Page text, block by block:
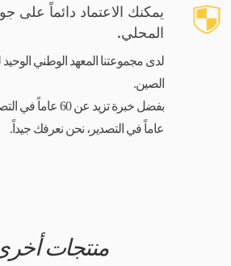
يمكنك الاعتماد دائماً على
المحلي.
لدى مجموعتنا المعهد الوطني
الصين.
عاماً في التصدير، نحن نعرفك جيداً.
منتجات